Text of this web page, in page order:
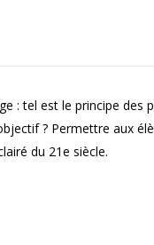
: tel est le principe des
? Permettre aux
du 21e siècle.